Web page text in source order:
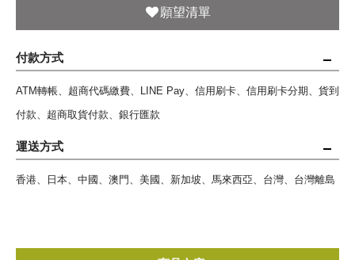
願望清單
付款方式
ATM轉帳、超商代碼繳費、LINE Pay、信用刷卡、信用刷卡分期、貨到
付款、超商取貨付款、銀行匯款
運送方式
香港、日本、中國、澳門、美國、新加坡、馬來西亞、台灣、台灣離島